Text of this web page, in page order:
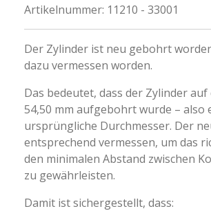
Artikelnummer: 11210 - 33001
Der Zylinder ist neu gebohrt
dazu vermessen worden.
Das bedeutet, dass der Zylinder
54,50 mm aufgebohrt wurde – also
ursprüngliche Durchmesser. Der
entsprechend vermessen, um das
den minimalen Abstand zwischen
zu gewährleisten.
Damit ist sichergestellt, dass: